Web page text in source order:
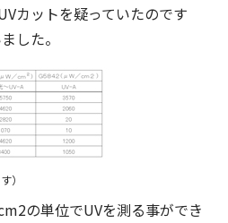
カットを疑っていたのです
した。
）
の単位でUVを測る事ができ